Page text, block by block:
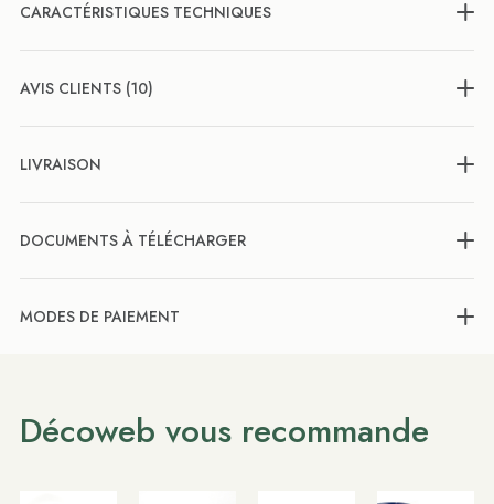
CARACTÉRISTIQUES TECHNIQUES
AVIS CLIENTS (10)
LIVRAISON
DOCUMENTS À TÉLÉCHARGER
MODES DE PAIEMENT
Décoweb vous recommande